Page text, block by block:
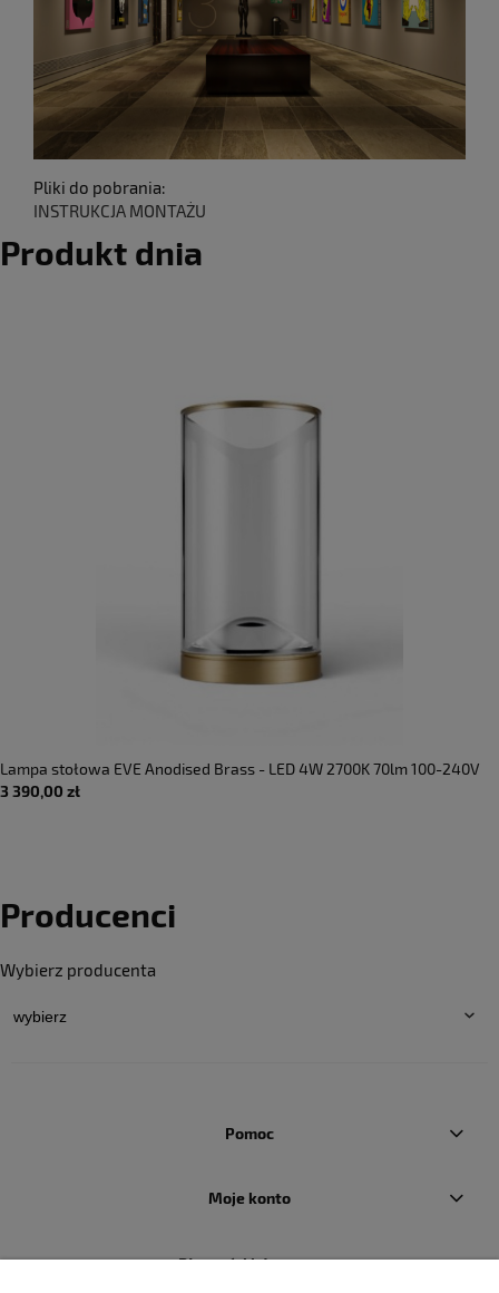
Pliki do pobrania:
INSTRUKCJA MONTAŻU
Produkt dnia
Lampa stołowa EVE Anodised Brass - LED 4W 2700K 70lm 100-240V
AC IP20 - LUMINA
3 390,00 zł
Producenci
Wybierz producenta
Pomoc
Moje konto
Płatności i dostawa